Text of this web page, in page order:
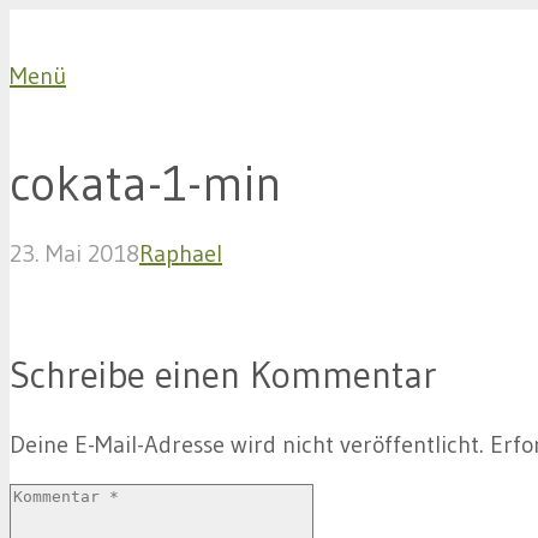
Menü
cokata-1-min
23. Mai 2018Raphael
Schreibe einen Kommentar
Deine E-Mail-Adresse wird nicht veröffentlicht.